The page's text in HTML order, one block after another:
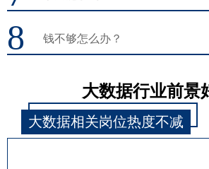
8 钱不够怎么办？
大数据行业前景
大数据相关岗位热度不减